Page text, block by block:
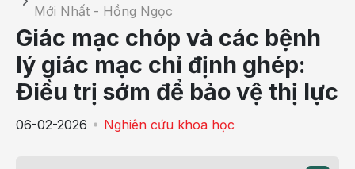
Mới Nhất - Hồng Ngọc
Giác mạc chóp và các bệnh
lý giác mạc chỉ định ghép:
Điều trị sớm để bảo vệ thị lực
06-02-2026 Nghiên cứu khoa học